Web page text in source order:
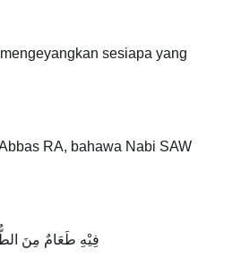
sesiapa yang
RA, bahawa Nabi SAW
فِيْهِ طَعَامٌ مِنَ